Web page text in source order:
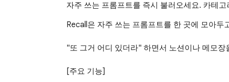
자주 쓰는 프롬프트를 즉시 불러오세요. 카테
Recall은 자주 쓰는 프롬프트를 한 곳에 모아
"또 그거 어디 있더라" 하면서 노션이나 메모
[주요 기능]